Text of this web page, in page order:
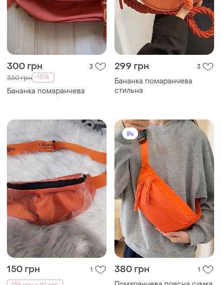
300 грн 3
350 грн -15%
Бананка помаранчева
299 грн 3
Бананка помаранчева
150 грн
1
135 грн с 10 авг.
Помаранчева бананка
global logik
380 грн 1
Помаранчева поясна сумка
через плече (бананка)